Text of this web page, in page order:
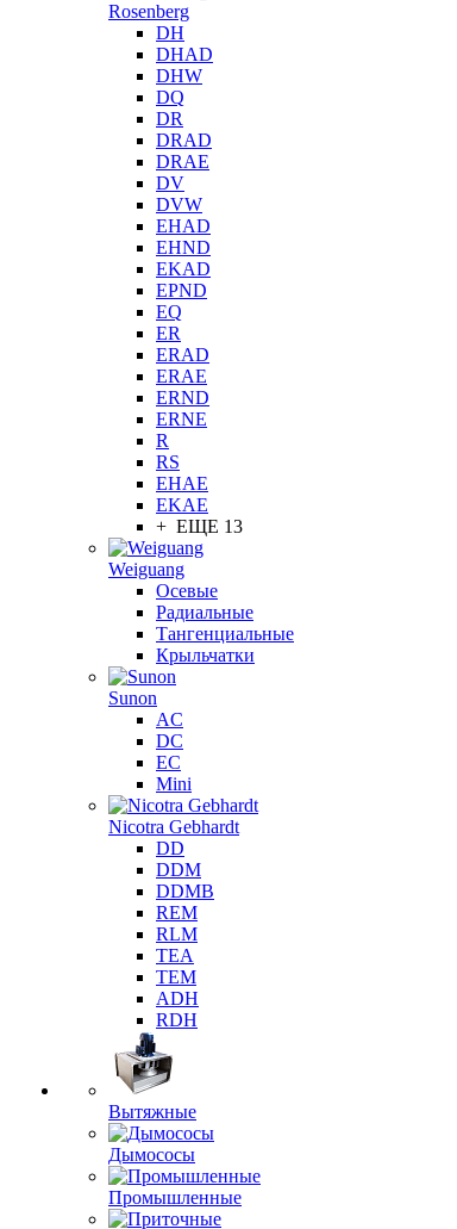
Rosenberg
DH
DHAD
DHW
DQ
DR
DRAD
DRAE
DV
DVW
EHAD
EHND
EKAD
EPND
EQ
ER
ERAD
ERAE
ERND
ERNE
R
RS
EHAE
EKAE
+ ЕЩЕ 13
Weiguang
Осевые
Радиальные
Тангенциальные
Крыльчатки
Sunon
AC
DC
EC
Mini
Nicotra Gebhardt
DD
DDM
DDMB
REM
RLM
TEA
TEM
ADH
RDH
Вытяжные
Дымососы
Промышленные